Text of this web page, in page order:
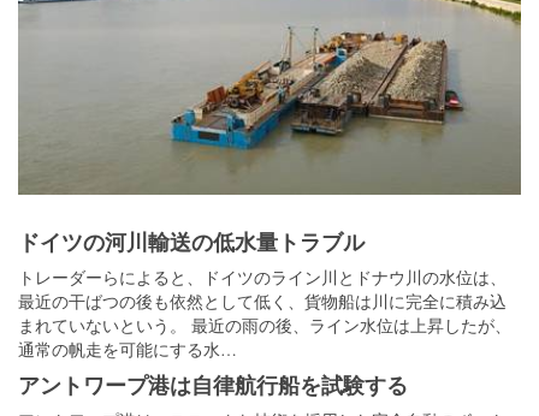
ドイツの河川輸送の低水量トラブル
トレーダーらによると、ドイツのライン川とドナウ川の水位は、
最近の干ばつの後も依然として低く、貨物船は川に完全に積み込
まれていないという。 最近の雨の後、ライン水位は上昇したが、
通常の帆走を可能にする水…
アントワープ港は自律航行船を試験する